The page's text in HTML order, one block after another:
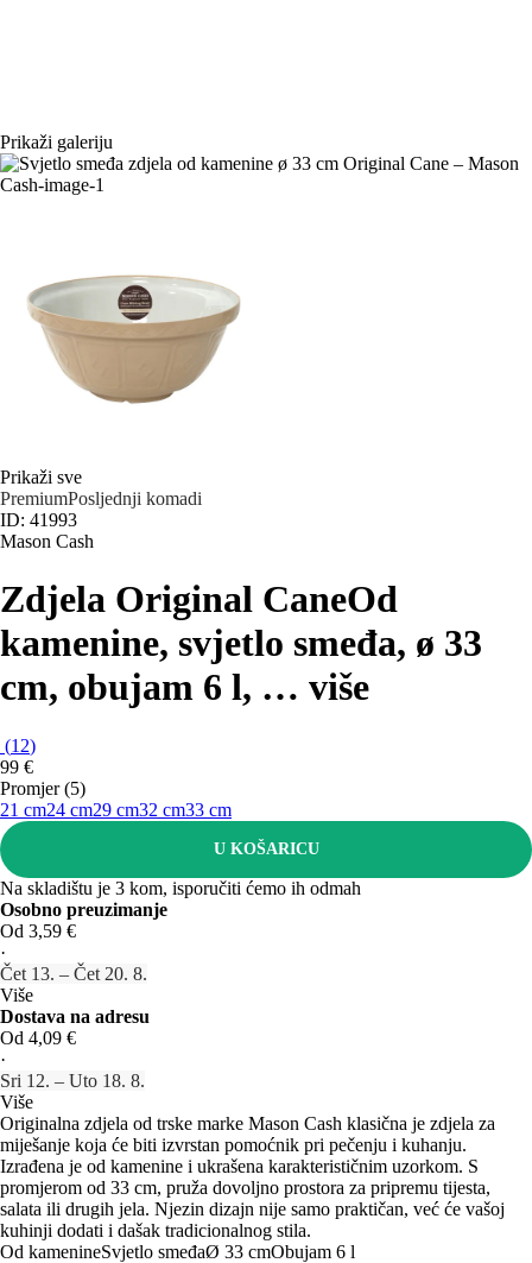
Prikaži galeriju
Prikaži sve
PremiumPosljednji komadi
ID: 41993
Mason Cash
Zdjela Original CaneOd
kamenine, svjetlo smeđa, ø 33
cm, obujam 6 l, … više
(12)
99 €
Promjer (5)
21 cm24 cm29 cm32 cm33 cm
U KOŠARICU
Na skladištu je 3 kom, isporučiti ćemo ih odmah
Osobno preuzimanje
Od 3,59 €
·
Čet 13. – Čet 20. 8.
Više
Dostava na adresu
Od 4,09 €
·
Sri 12. – Uto 18. 8.
Više
Originalna zdjela od trske marke Mason Cash klasična je zdjela za
miješanje koja će biti izvrstan pomoćnik pri pečenju i kuhanju.
Izrađena je od kamenine i ukrašena karakterističnim uzorkom. S
promjerom od 33 cm, pruža dovoljno prostora za pripremu tijesta,
salata ili drugih jela. Njezin dizajn nije samo praktičan, već će vašoj
kuhinji dodati i dašak tradicionalnog stila.
Od kamenineSvjetlo smeđaØ 33 cmObujam 6 l